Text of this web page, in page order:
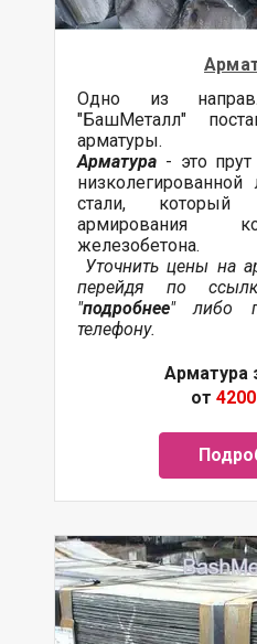
Одно из
"БашМеталл"
арматуры.
Арматура - это
низколегированной
стали, который
армирования
железобетона.
Уточнить цены на
перейдя по
"подробнее" либо
телефону.
Арматура
от